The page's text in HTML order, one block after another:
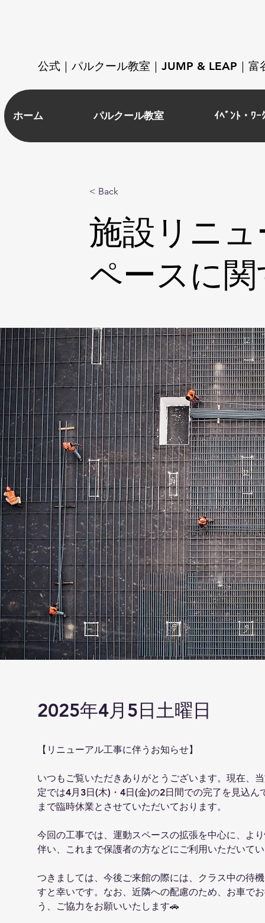
公式｜パルクール教室｜JUMP & LEAP｜
ホーム パルクール教室 ｲﾍﾞﾝﾄ・ﾜｰ
< Back
施設リニ
ペースに
2025年4月5日土曜日
【リニューアル工事に伴うお知らせ】
いつもご覧いただきありがとうございます。現在、
定では4月3日(木)・4日(金)の2日間での完了を見込
まで臨時休業とさせていただいております。
今回の工事では、運動スペースの拡張を中心に、よ
伴い、これまで保護者の方などにご利用いただいて
つきましては、今後ご来館の際には、クラス中の待
すと幸いです。なお、近隣への配慮のため、お車で
う、ご協力をお願いいたします🚗